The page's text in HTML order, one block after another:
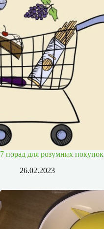
7 порад для розумних покупок
26.02.2023